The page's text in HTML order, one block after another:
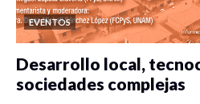
EVENTOS
Desarrollo local,
sociedades complejas